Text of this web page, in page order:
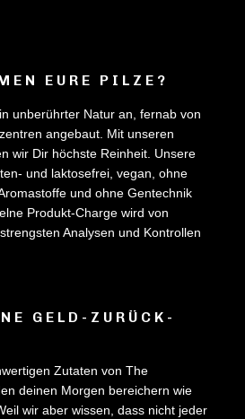
EURE PILZE?
unberührter Natur an, fernab von
angebaut. Mit unseren
wir Dir höchste Reinheit. Unsere
und laktosefrei, vegan, ohne
und ohne Gentechnik
Produkt-Charge wird von
Analysen und Kontrollen
GELD-ZURÜCK-
Zutaten von The
deinen Morgen bereichern wie
wir aber wissen, dass nicht jeder